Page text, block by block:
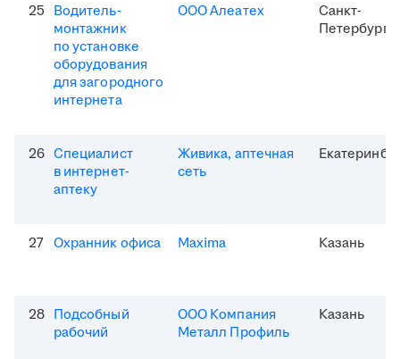
25 Водитель-
монтажник
по установке
оборудования
для загородного
интернета
ООО Алеатех
Санкт-
Петербург
26 Специалист
в интернет-
аптеку
Живика, аптечная
сеть
27 Охранник офиса Maxima Казань
28 Подсобный
рабочий
ООО Компания
Металл Профиль
Казань